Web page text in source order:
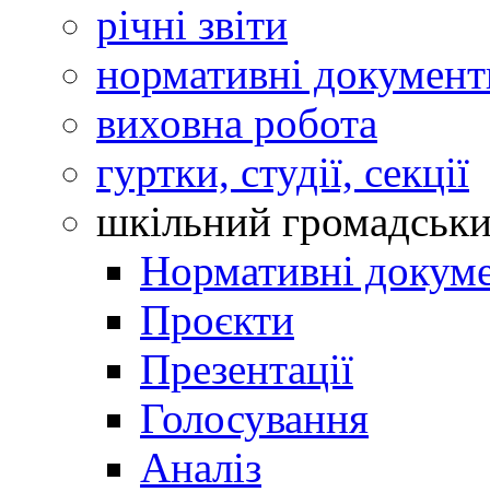
річні звіти
нормативні
виховна робота
гуртки, студії, секції
шкільний
Нормативні
Проєкти
Презентації
Голосування
Аналіз